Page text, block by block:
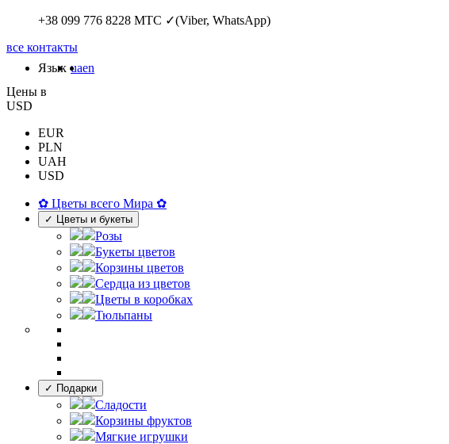
+38 099 776 8228 МТС ✓(Viber, WhatsApp)
все контакты
Язык uaen
Цены в
USD
EUR
PLN
UAH
USD
✿ Цветы всего Мира ✿
✓ Цветы и букеты
Розы
Букеты цветов
Корзины цветов
Сердца из цветов
Цветы в коробках
Тюльпаны
✓ Подарки
Сладости
Корзины фруктов
Мягкие игрушки